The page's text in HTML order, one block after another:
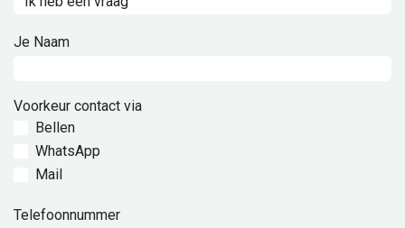
Je Naam
Voorkeur contact via
Bellen
WhatsApp
Mail
Telefoonnummer